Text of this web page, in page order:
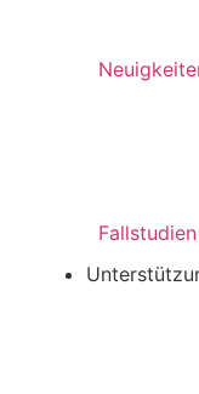
Fallstudien